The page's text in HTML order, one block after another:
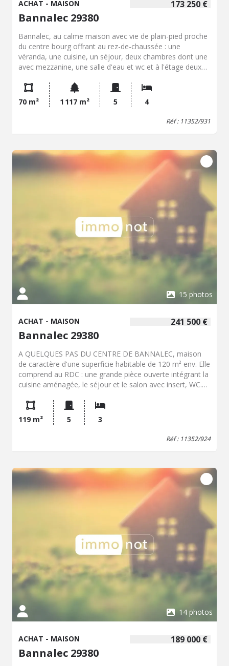
173 250 €
ACHAT - MAISON
Bannalec 29380
Bannalec, au calme maison avec vie de plain-pied proche
du centre bourg offrant au rez-de-chaussée : une
véranda, une cuisine, un séjour, deux chambres dont une
avec mezzanine, une salle d'eau et wc et à l'étage deux
jardin sur un terrain de 1117 m².
70 m²
1 117 m² 5 4
Réf : 11352/931
15 photos
241 500 €
ACHAT - MAISON
Bannalec 29380
A QUELQUES PAS DU CENTRE DE BANNALEC, maison
de caractère d'une superficie habitable de 120 m² env. Elle
comprend au RDC : une grande pièce ouverte intégrant la
cuisine aménagée, le séjour et le salon avec insert, WC.
étage : deux pièces aménagées. Une annexe en pierres
indépendante comprenant un garage avec un étage et un
cellier attenant. Le tout sur un terrain de 834 m² env..
119 m² 5 3
Réf : 11352/924
14 photos
189 000 €
ACHAT - MAISON
Bannalec 29380